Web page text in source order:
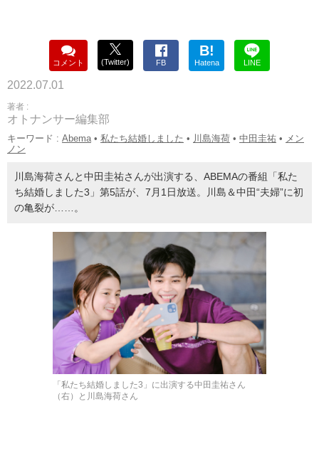
コメント (Twitter) FB
B!
Hatena LINE
2022.07.01
著者 :
オトナンサー編集部
キーワード : Abema• 私たち結婚しました • 川島海荷 • 中田圭祐 • メン
ノン
川島海荷さんと中田圭祐さんが出演する、ABEMAの番組「私た
ち結婚しました3」第5話が、7月1日放送。川島＆中田“夫婦”に初
の亀裂が……。
「私たち結婚しました3」に出演する中田圭祐さん
（右）と川島海荷さん